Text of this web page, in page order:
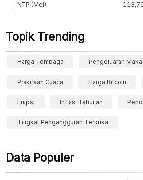
NTP (Mei) 113,79
Topik Trending
Harga Tembaga Pengeluaran
Prakiraan Cuaca Harga Bitcoin
Erupsi Inflasi Tahunan
Tingkat Pengangguran Terbuka
Data Populer